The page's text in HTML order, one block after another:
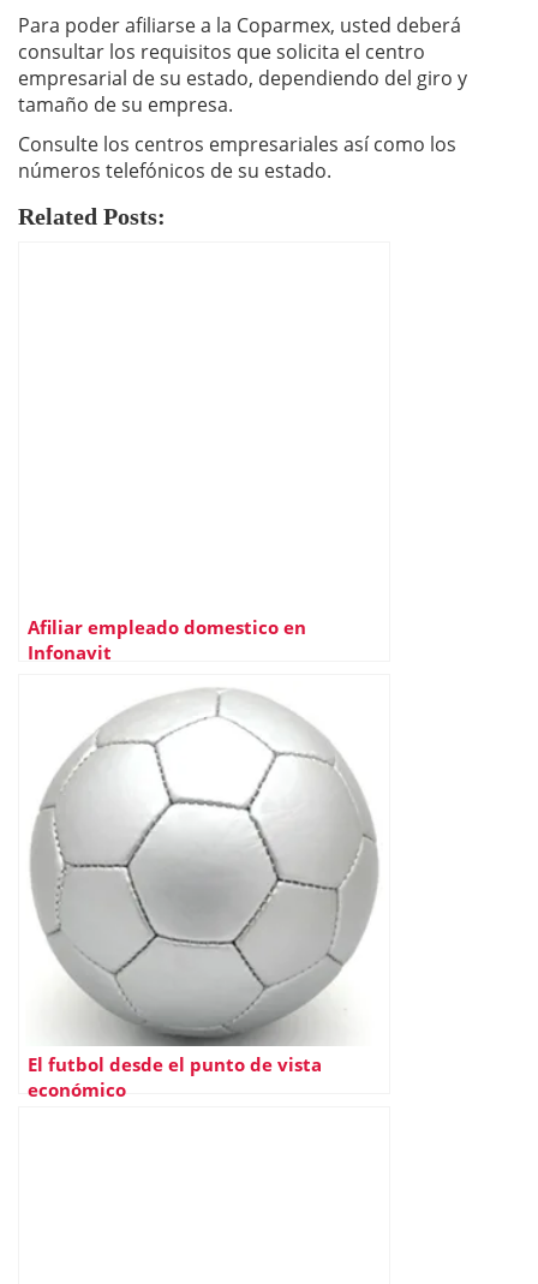
Para poder afiliarse a la Coparmex, usted deberá
consultar los requisitos que solicita el centro
empresarial de su estado, dependiendo del giro y
tamaño de su empresa.
Consulte los centros empresariales así como los
números telefónicos de su estado.
Related Posts:
Afiliar empleado domestico en
Infonavit
El futbol desde el punto de vista
económico